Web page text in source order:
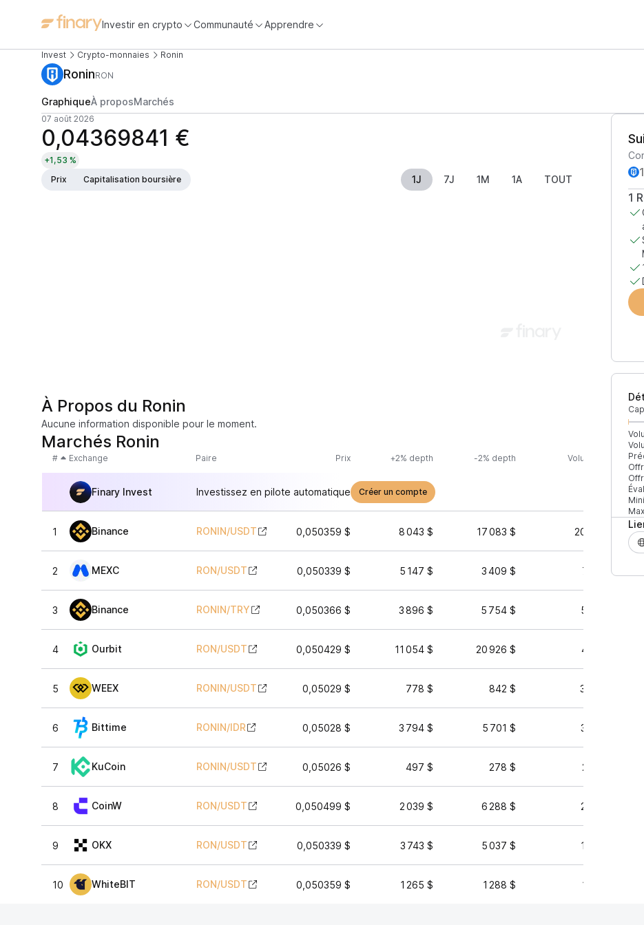
Investir en crypto Communauté Apprendre
Invest Crypto-monnaies Ronin
RoninRON
GraphiqueÀ proposMarchés
07 août 2026
0,04369841 €
+1,53 %
Prix
Capitalisation boursière 1J 7J 1M 1A TOUT
1
À Propos du Ronin
Aucune information disponible pour le moment.
Marchés Ronin
# Exchange Paire Prix +2% depth -2% depth Volume (24h)
Finary Invest Investissez en pilote automatique Créer un compte
1 Binance RONIN/USDT 0,050359 $ 8 043 $ 17 083 $ 207 493 $
2 MEXC RON/USDT 0,050339 $ 5 147 $ 3 409 $ 71 971 $
3 Binance RONIN/TRY 0,050366 $ 3 896 $ 5 754 $ 50 681 $
4 Ourbit RON/USDT 0,050429 $ 11 054 $ 20 926 $ 44 413 $
5 WEEX RONIN/USDT 0,05029 $ 778 $ 842 $ 30 497 $
6 Bittime RONIN/IDR 0,05028 $ 3 794 $ 5 701 $ 30 442 $
7 KuCoin RONIN/USDT 0,05026 $ 497 $ 278 $ 28 913 $
8 CoinW RON/USDT 0,050499 $ 2 039 $ 6 288 $ 20 288 $
9 OKX RON/USDT 0,050339 $ 3 743 $ 5 037 $ 19 486 $
10 WhiteBIT RON/USDT 0,050359 $ 1 265 $ 1 288 $ 15 933 $